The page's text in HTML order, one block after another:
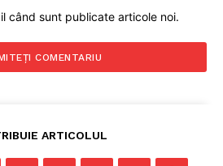
când sunt publicate articole noi.
ARTICOLUL